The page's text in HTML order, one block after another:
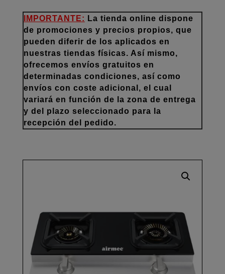
IMPORTANTE: La tienda online dispone
de promociones y precios propios, que
pueden diferir de los aplicados en
nuestras tiendas físicas. Así mismo,
ofrecemos envíos gratuitos en
determinadas condiciones, así como
envíos con coste adicional, el cual
variará en función de la zona de entrega
y del plazo seleccionado para la
recepción del pedido.